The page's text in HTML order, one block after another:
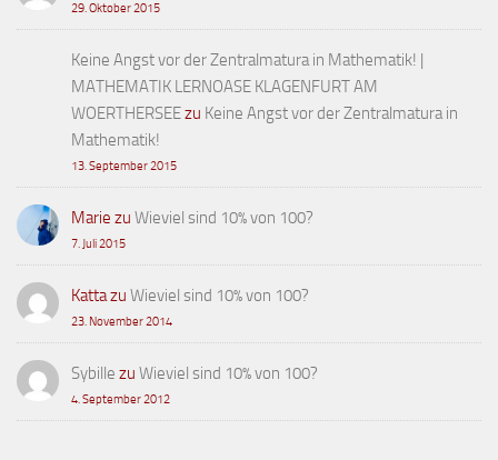
29. Oktober 2015
Keine Angst vor der Zentralmatura in Mathematik! |
MATHEMATIK LERNOASE KLAGENFURT AM
WOERTHERSEEzu Keine Angst vor der Zentralmatura in
Mathematik!
13. September 2015
Marie zu Wieviel sind 10% von 100?
7. Juli 2015
Kattazu Wieviel sind 10% von 100?
23. November 2014
Sybille zu Wieviel sind 10% von 100?
4. September 2012